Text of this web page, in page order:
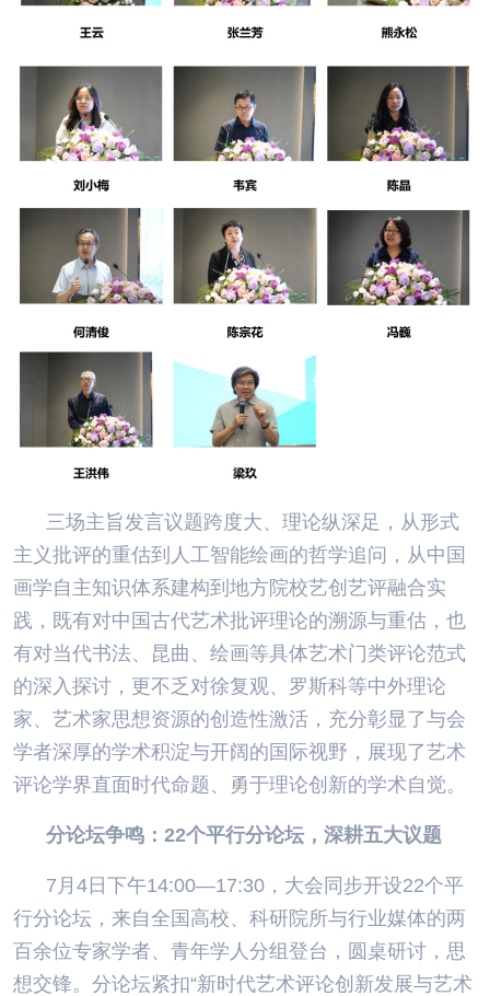
三场主旨发言议题跨度大、理论纵深足，从形式
主义批评的重估到人工智能绘画的哲学追问，从中国
画学自主知识体系建构到地方院校艺创艺评融合实
践，既有对中国古代艺术批评理论的溯源与重估，也
有对当代书法、昆曲、绘画等具体艺术门类评论范式
的深入探讨，更不乏对徐复观、罗斯科等中外理论
家、艺术家思想资源的创造性激活，充分彰显了与会
学者深厚的学术积淀与开阔的国际视野，展现了艺术
评论学界直面时代命题、勇于理论创新的学术自觉。
分论坛争鸣：22个平行分论坛，深耕五大议题
7月4日下午14:00—17:30，大会同步开设22个平
行分论坛，来自全国高校、科研院所与行业媒体的两
百余位专家学者、青年学人分组登台，圆桌研讨，思
想交锋。分论坛紧扣“新时代艺术评论创新发展与艺术